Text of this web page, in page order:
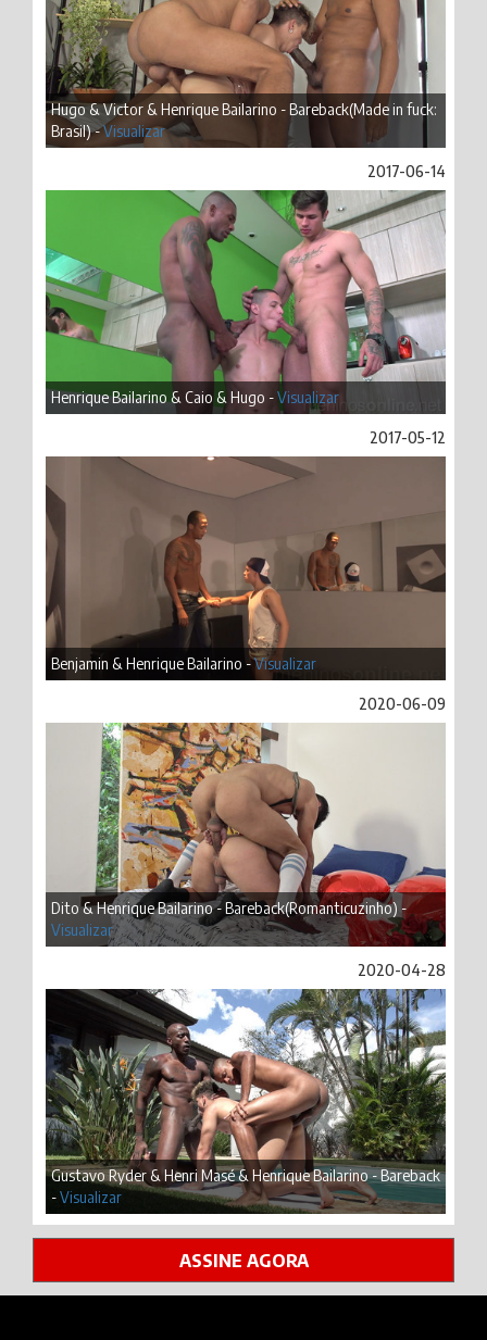
Hugo & Victor & Henrique Bailarino - Bareback(Made in fuck:
Brasil) -Visualizar
2017-06-14
Henrique Bailarino & Caio & Hugo -Visualizar
2017-05-12
Benjamin & Henrique Bailarino -Visualizar
2020-06-09
Dito & Henrique Bailarino - Bareback(Romanticuzinho) -
Visualizar
2020-04-28
Gustavo Ryder & Henri Masé & Henrique Bailarino - Bareback
-Visualizar
ASSINE AGORA